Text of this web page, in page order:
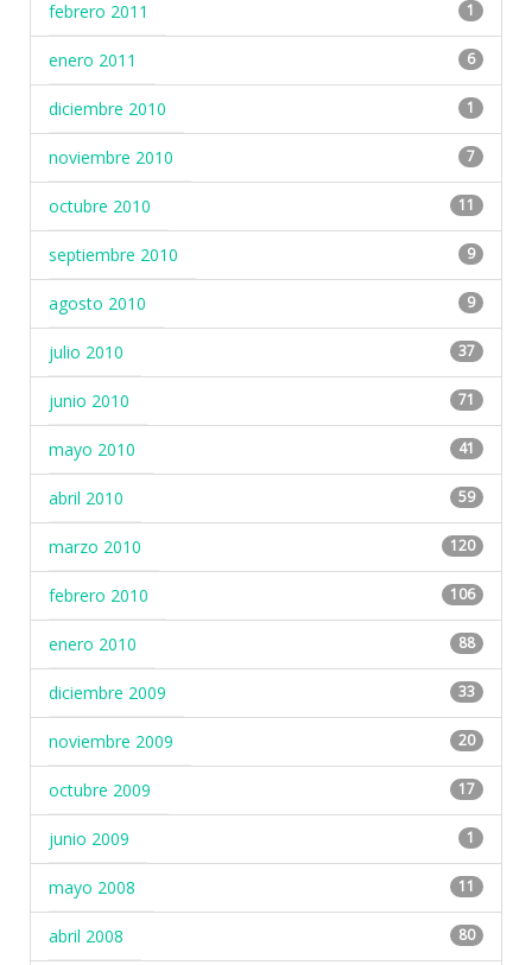
febrero 2011 1
enero 2011 6
diciembre 2010 1
noviembre 2010 7
octubre 2010 11
septiembre 2010 9
agosto 2010 9
julio 2010 37
junio 2010 71
mayo 2010 41
abril 2010 59
marzo 2010 120
febrero 2010 106
enero 2010 88
diciembre 2009 33
noviembre 2009 20
octubre 2009 17
junio 2009 1
mayo 2008 11
abril 2008 80